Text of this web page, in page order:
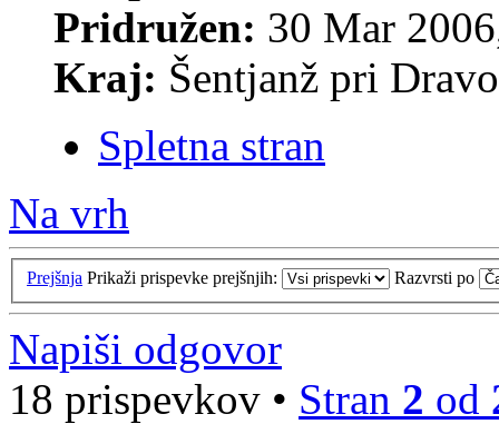
Pridružen: 30 Mar
Kraj: Šentjanž pri
Spletna stran
Na vrh
Prejšnja Prikaži prispevke prejšnjih: Razvrsti po
Napiši odgovor
18 prispevkov • Stran 2 od